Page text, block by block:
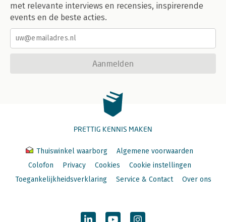
met relevante interviews en recensies, inspirerende
events en de beste acties.
Aanmelden
PRETTIG KENNIS MAKEN
Thuiswinkel waarborg
Algemene voorwaarden
Colofon
Privacy Cookies
Cookie instellingen
Toegankelijkheidsverklaring
Service & Contact Over ons